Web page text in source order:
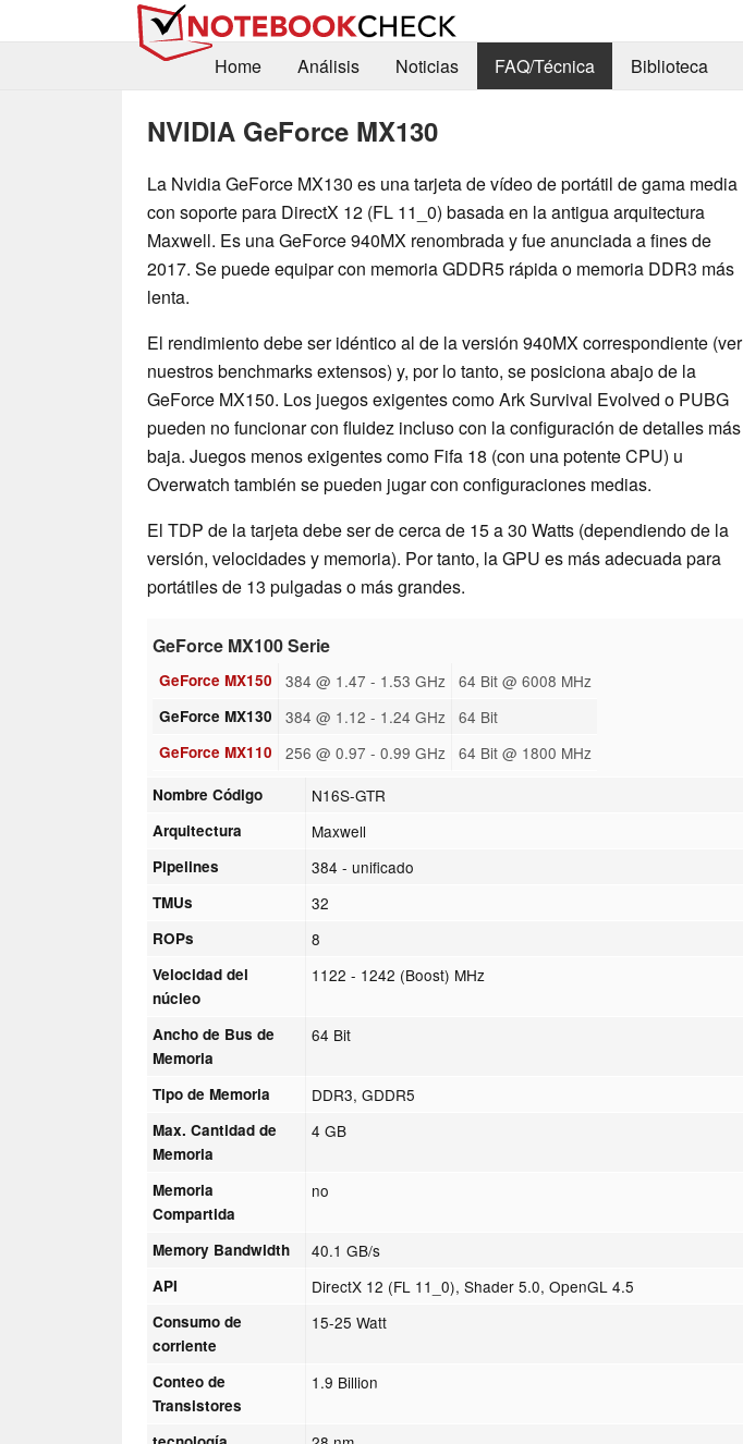
Home
Análisis Noticias FAQ/Técnica Biblioteca
NVIDIA GeForce MX130
La Nvidia GeForce MX130 es una tarjeta de vídeo de portátil de gama media
con soporte para DirectX 12 (FL 11_0) basada en la antigua arquitectura
Maxwell. Es una GeForce 940MX renombrada y fue anunciada a fines de
2017. Se puede equipar con memoria GDDR5 rápida o memoria DDR3 más
lenta.
El rendimiento debe ser idéntico al de la versión 940MX correspondiente (ver
nuestros benchmarks extensos) y, por lo tanto, se posiciona abajo de la
GeForce MX150. Los juegos exigentes como Ark Survival Evolved o PUBG
pueden no funcionar con fluidez incluso con la configuración de detalles más
baja. Juegos menos exigentes como Fifa 18 (con una potente CPU) u
Overwatch también se pueden jugar con configuraciones medias.
El TDP de la tarjeta debe ser de cerca de 15 a 30 Watts (dependiendo de la
versión, velocidades y memoria). Por tanto, la GPU es más adecuada para
portátiles de 13 pulgadas o más grandes.
GeForce MX100 Serie
GeForce MX150 384 @ 1.47 - 1.53 GHz 64 Bit @ 6008 MHz
GeForce MX130 384 @ 1.12 - 1.24 GHz 64 Bit
GeForce MX110 256 @ 0.97 - 0.99 GHz 64 Bit @ 1800 MHz
Nombre Código N16S-GTR
Arquitectura Maxwell
Pipelines 384 - unificado
TMUs 32
ROPs 8
Velocidad del
núcleo
1122 - 1242 (Boost) MHz
Ancho de Bus de
Memoria
64 Bit
Tipo de Memoria DDR3, GDDR5
Max. Cantidad de
Memoria
4 GB
Memoria
Compartida
no
Memory Bandwidth 40.1 GB/s
API DirectX 12 (FL 11_0), Shader 5.0, OpenGL 4.5
Consumo de
corriente
15-25 Watt
Conteo de
Transistores
1.9 Billion